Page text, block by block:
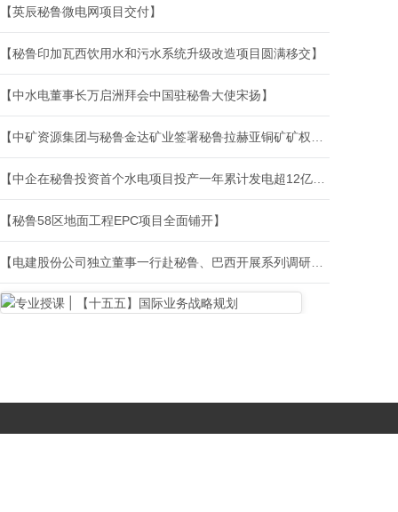
【英辰秘鲁微电网项目交付】
【秘鲁印加瓦西饮用水和污水系统升级改造项目圆满移交】
【中水电董事长万启洲拜会中国驻秘鲁大使宋扬】
【中矿资源集团与秘鲁金达矿业签署秘鲁拉赫亚铜矿矿权合作协议】
【中企在秘鲁投资首个水电项目投产一年累计发电超12亿千瓦时】
【秘鲁58区地面工程EPC项目全面铺开】
【电建股份公司独立董事一行赴秘鲁、巴西开展系列调研活动】